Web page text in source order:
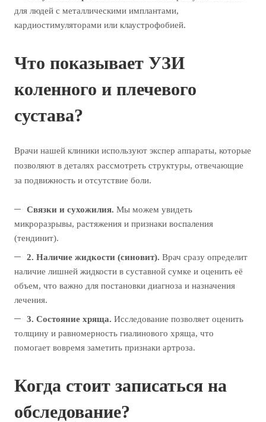
для людей с металлическими имплантами,
кардиостимуляторами или клаустрофобией.
Что показывает УЗИ
коленного и плечевого
сустава?
Врачи нашей клиники используют экспер аппараты, которые
позволяют в деталях рассмотреть структуры, отвечающие
за подвижность и отсутствие боли.
Связки и сухожилия. Мы можем увидеть
микроразрывы, растяжения и признаки воспаления
(тендинит).
2. Наличие жидкости (синовит). Врач сразу определит
наличие лишней жидкости в суставной сумке и оценить её
объем, что важно для постановки диагноза и назначения
лечения.
3. Состояние хряща. Исследование позволяет оценить
толщину и равномерность гиалинового хряща, что
помогает вовремя заметить признаки артроза.
Когда стоит записаться на
обследование?